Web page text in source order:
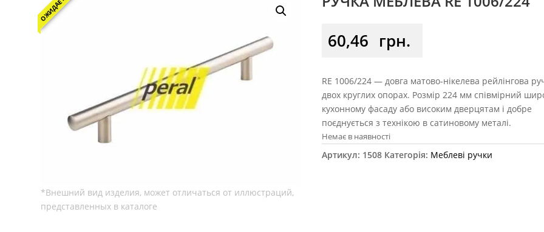
60,46 грн.
RE 1006/224 — довга матово-нікелева рейлінгова
двох круглих опорах. Розмір 224 мм співмірний
кухонному фасаду або високим дверцятам і добре
поєднується з технікою в сатиновому металі.
Немає в наявності
Артикул: 1508 Категорія: Меблеві ручки